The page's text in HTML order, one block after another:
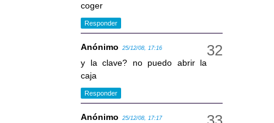
coger
Responder
Anónimo 25/12/08, 17:16
y la clave? no puedo abrir la
caja
Responder
Anónimo 25/12/08, 17:17